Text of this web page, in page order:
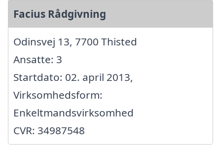
Facius Rådgivning
Odinsvej 13, 7700 Thisted
Ansatte: 3
Startdato: 02. april 2013,
Virksomhedsform:
Enkeltmandsvirksomhed
CVR: 34987548